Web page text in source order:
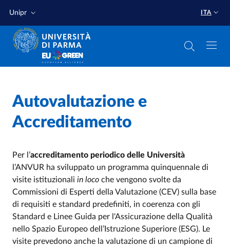
Unipr ITA
Home /
Assicurazione Qualità /
Autovalutazione e
Accreditamento
Per l’accreditamento periodico delle Università
l’ANVUR ha sviluppato un programma quinquennale di
visite istituzionali in loco che vengono svolte da
Commissioni di Esperti della Valutazione (CEV) sulla base
di requisiti e standard predefiniti, in coerenza con gli
Standard e Linee Guida per l'Assicurazione della Qualità
nello Spazio Europeo dell’Istruzione Superiore (ESG). Le
visite prevedono anche la valutazione di un campione di